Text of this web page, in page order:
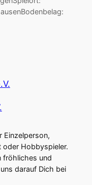
Einzelperson,
oder Hobbyspieler.
fröhliches und
darauf Dich bei